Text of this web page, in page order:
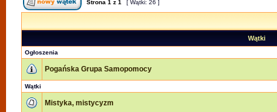
Strona 1 z 1 [ Wątki: 26 ]
Wątki
Ogłoszenia
Pogańska Grupa Samopomocy
Wątki
Mistyka, mistycyzm